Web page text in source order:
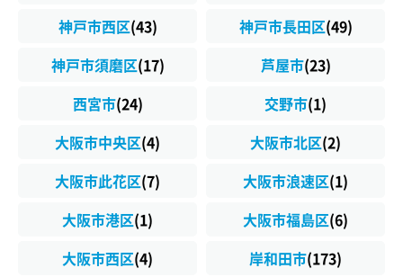
神戸市西区(43) 神戸市長田区(49)
神戸市須磨区(17) 芦屋市(23)
西宮市(24) 交野市(1)
大阪市中央区(4) 大阪市北区(2)
大阪市此花区(7) 大阪市浪速区(1)
大阪市港区(1) 大阪市福島区(6)
大阪市西区(4) 岸和田市(173)